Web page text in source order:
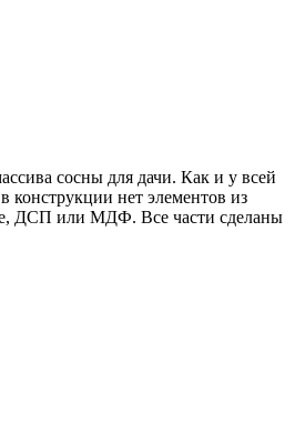
сосны для дачи. Как и у всей
конструкции нет элементов из
ДСП или МДФ. Все части сделаны